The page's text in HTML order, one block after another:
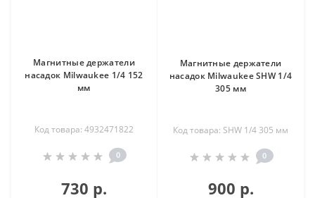
Магнитные держатели
насадок Milwaukee 1/4 152
мм
Код товара: 4932471822
0
730 р.
Магнитные держатели
насадок Milwaukee SHW 1/4
305 мм
Код товара: SHW 1/4 305 мм
0
900 р.